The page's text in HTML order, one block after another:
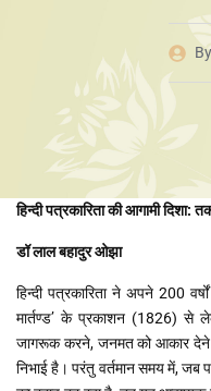
By
हिन्दी पत्रकारिता की आगामी दिशा:
डॉ लाल बहादुर ओझा
हिन्दी पत्रकारिता ने अपने 200
मार्तण्ड’ के प्रकाशन (1826)
जागरूक करने, जनमत को आकार देने
निभाई है। परंतु वर्तमान समय में, जब